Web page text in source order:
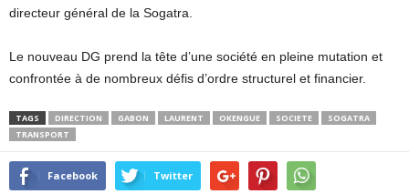
directeur général de la Sogatra.
Le nouveau DG prend la tête d’une société en pleine mutation et
confrontée à de nombreux défis d’ordre structurel et financier.
TAGS DIRECTION GABON LAURENT OKENGUE SOCIETE
SOGATRA
TRANSPORT
Facebook Twitter